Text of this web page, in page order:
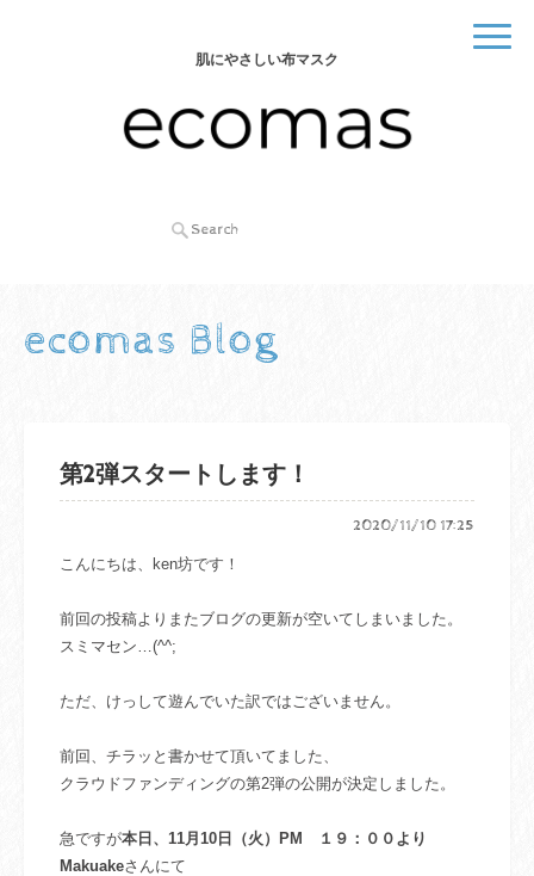
肌にやさしい布マスク
ecomas Blog
第2弾スタートします！
2020/11/10 17:25
こんにちは、ken坊です！
前回の投稿よりまたブログの更新が空いてしまいました。
スミマセン…(^^;
ただ、けっして遊んでいた訳ではございません。
前回、チラッと書かせて頂いてました、
クラウドファンディングの第2弾の公開が決定しました。
急ですが本日、11月10日（火）PM １９：００より
Makuakeさんにて